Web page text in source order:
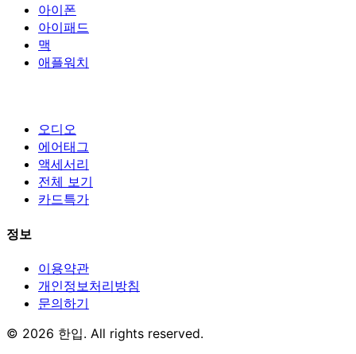
아이폰
아이패드
맥
애플워치
오디오
에어태그
액세서리
전체 보기
카드특가
정보
이용약관
개인정보처리방침
문의하기
© 2026 한입. All rights reserved.